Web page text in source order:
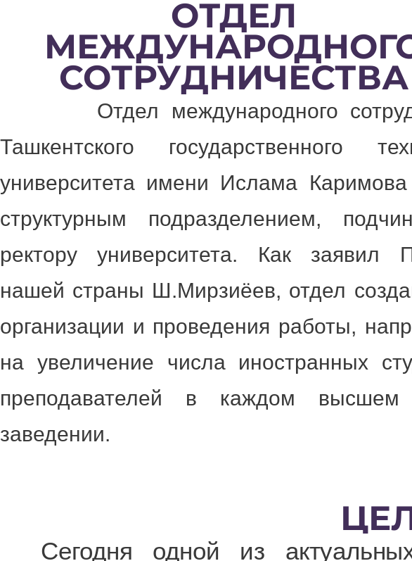
Перейти
содержимому
ОТДЕЛ
СОТРУДНИЧЕСТВА
Отдел международного
Ташкентского государственного
университета имени Ислама Каримова
структурным подразделением,
ректору университета. Как заявил
нашей страны Ш.Мирзиёев, отдел
организации и проведения работы,
на увеличение числа иностранных
преподавателей в каждом высшем
заведении.
Сегодня одной из